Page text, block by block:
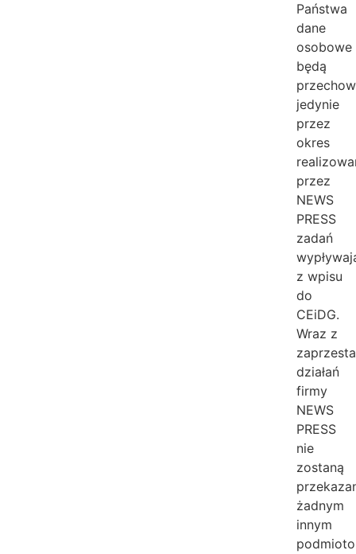
Państwa
dane
osobowe
będą
jedynie
przez
okres
przez
NEWS
PRESS
zadań
z wpisu
do
CEiDG.
Wraz z
działań
firmy
NEWS
PRESS
nie
zostaną
żadnym
innym